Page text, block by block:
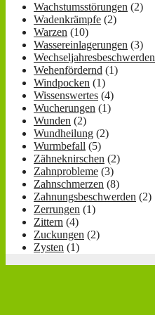
Wachstumsstörungen (2)
Wadenkrämpfe (2)
Warzen (10)
Wassereinlagerungen (3)
Wechseljahresbeschwerden
Wehenfördernd (1)
Windpocken (1)
Wissenswertes (4)
Wucherungen (1)
Wunden (2)
Wundheilung (2)
Wurmbefall (5)
Zähneknirschen (2)
Zahnprobleme (3)
Zahnschmerzen (8)
Zahnungsbeschwerden (2)
Zerrungen (1)
Zittern (4)
Zuckungen (2)
Zysten (1)